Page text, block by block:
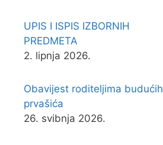
UPIS I ISPIS IZBORNIH
PREDMETA
2. lipnja 2026.
Obavijest roditeljima budućih
prvašića
26. svibnja 2026.